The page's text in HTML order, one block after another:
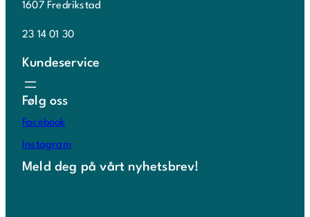
1607 Fredrikstad
23 14 01 30
Kundeservice
Følg oss
Facebook
Instagram
Meld deg på vårt nyhetsbrev!